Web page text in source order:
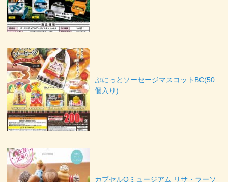
ぷにっとソーセージマスコットBC(50
個入り)
カプセルQミュージアム リサ・ラーソ